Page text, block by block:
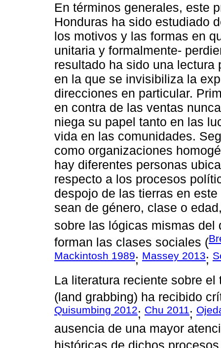
En términos generales, este
Honduras ha sido estudiado
los motivos y las formas en
unitaria y formalmente-
resultado ha sido una
en la que se invisibiliza la
direcciones en particular.
en contra de las ventas
niega su papel tanto en las
vida en las comunidades.
como organizaciones
hay diferentes personas
respecto a los procesos
despojo de las tierras en
sean de género, clase o
sobre las lógicas mismas del
forman las clases sociales (
Mackintosh 1989; Massey 2013;
La literatura reciente sobre
(land grabbing) ha recibido
Quisumbing 2012; Chu 2011;
ausencia de una mayor
históricas de dichos